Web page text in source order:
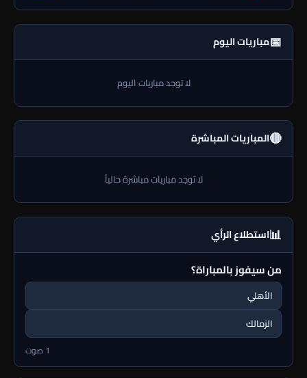
📅مباريات اليوم
لا توجد مباريات اليوم
🔴المباريات المباشرة
لا توجد مباريات مباشرة حالياً
📊استطلاع الرأي
من سيفوز بالمباراة؟
الأهلي
الزمالك
1 صوت